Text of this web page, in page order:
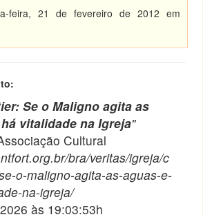
feira, 21 de fevereiro de 2012 em
Se o Maligno agita as
vitalidade na Igreja"
Cultural
bra/veritas/igreja/c
o-maligno-agita-as-aguas-e-
na-igreja/
às 19:03:53h